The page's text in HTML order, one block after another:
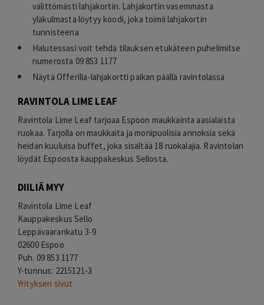
välittömästi lahjakortin. Lahjakortin vasemmasta
yläkulmasta löytyy koodi, joka toimii lahjakortin
tunnisteena
Halutessasi voit tehdä tilauksen etukäteen puhelimitse
numerosta 09 853 1177
Näytä Offerilla-lahjakortti paikan päällä ravintolassa
RAVINTOLA LIME LEAF
Ravintola Lime Leaf tarjoaa Espoon maukkainta aasialaista
ruokaa. Tarjolla on maukkaita ja monipuolisia annoksia sekä
heidän kuuluisa buffet, joka sisältää 18 ruokalajia. Ravintolan
löydät Espoosta kauppakeskus Sellosta.
DIILIÄ MYY
Ravintola Lime Leaf
Kauppakeskus Sello
Leppävaarankatu 3-9
02600 Espoo
Puh. 09 853 1177
Y-tunnus: 2215121-3
Yrityksen sivut